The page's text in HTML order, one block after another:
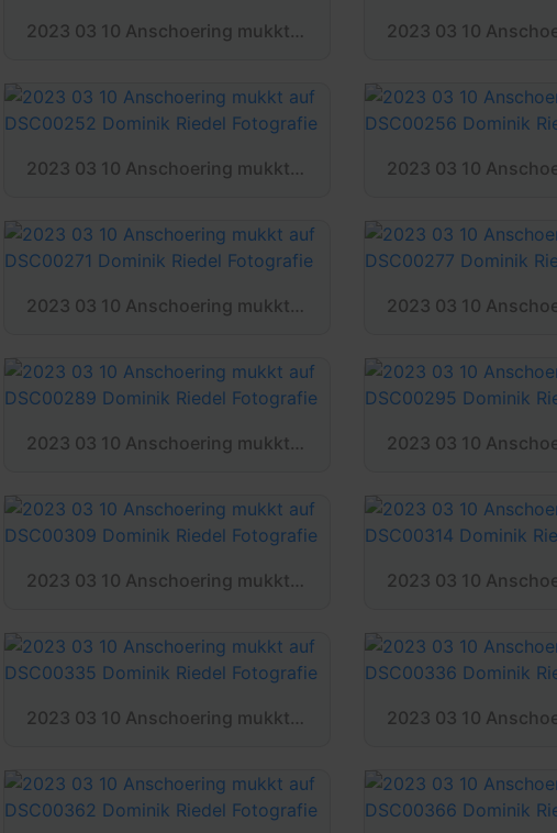
2023 03 10 Anschoering mukkt auf DSC00222 Dominik Riedel Fotografie
2023 03 10 Anschoering mukkt auf DSC00252 Dominik Riedel Fotografie
2023 03 10 Anschoering mukkt auf DSC00271 Dominik Riedel Fotografie
2023 03 10 Anschoering mukkt auf DSC00289 Dominik Riedel Fotografie
2023 03 10 Anschoering mukkt auf DSC00309 Dominik Riedel Fotografie
2023 03 10 Anschoering mukkt auf DSC00335 Dominik Riedel Fotografie